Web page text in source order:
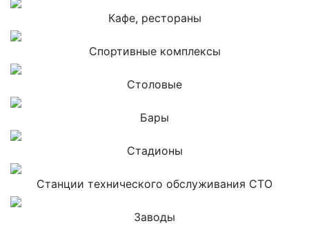
Кафе, рестораны
Спортивные комплексы
Столовые
Бары
Стадионы
Станции технического обслуживания СТО
Заводы